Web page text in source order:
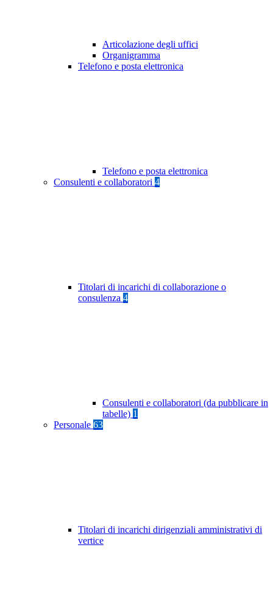
Articolazione degli uffici
Organigramma
Telefono e posta elettronica
Telefono e posta elettronica
Consulenti e collaboratori 4
Titolari di incarichi di collaborazione o
consulenza 4
Consulenti e collaboratori (da pubblicare in
tabelle) 1
Personale 63
Titolari di incarichi dirigenziali amministrativi di
vertice